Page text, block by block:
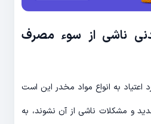
ناشی از سوء مصرف
به انواع مواد مخدر این است
و مشکلات ناشی از آن نشوند، به